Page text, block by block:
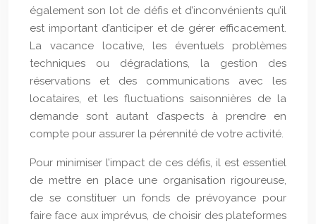
également son lot de défis et d’inconvénients qu’il
est important d’anticiper et de gérer efficacement.
La vacance locative, les éventuels problèmes
techniques ou dégradations, la gestion des
réservations et des communications avec les
locataires, et les fluctuations saisonnières de la
demande sont autant d’aspects à prendre en
compte pour assurer la pérennité de votre activité.
Pour minimiser l’impact de ces défis, il est essentiel
de mettre en place une organisation rigoureuse,
de se constituer un fonds de prévoyance pour
faire face aux imprévus, de choisir des plateformes